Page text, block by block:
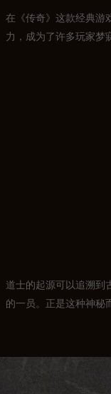
在《传奇》这款经典游
力，成为了许多玩家梦
道士的起源可以追溯到
的一员。正是这种神秘